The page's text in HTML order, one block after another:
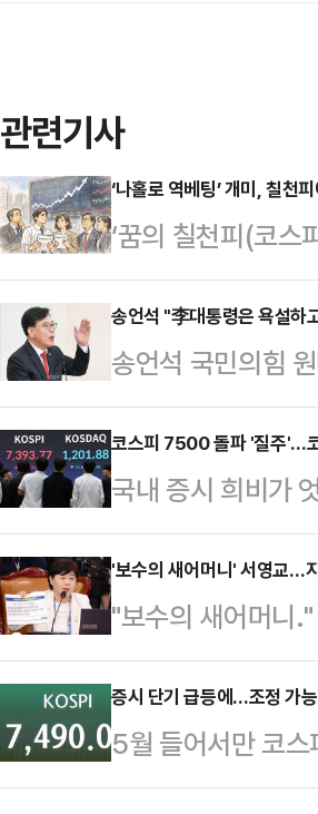
관련기사
‘나홀로 역베팅’ 개미, 칠천
‘꿈의 칠천피(코
역베팅에 나서고
잡을 수 없이 커지
동안 개인 투자자
‘KODEX 200선
름을 올렸고, 5위
처음으로 7500선
간…
송언석 "李대통령은 욕설하
송언석 국민의힘
집으며 "더불어민
언석 원내대표는
국무회의 자리에
놓고 여당 (정청래
발언을 늘어놓기
서 개최된 제20차
문제를 거론하며 "
코스피 7500 돌파 '질주'…
국내 증시 희비가
대 속에 고공행진
축으로 부진한 모
일 대비 0.91% 내
(1229.42)를 찍으
거래일을 하락 마
처럼 코스피와 코
77%…
'보수의 새어머니' 서영교…
"보수의 새어머니
칭이다. 원조 '보수
정치검찰 조작기
임하게 된 서 위원
는 냉소가 담긴 표
증시 단기 급등에…조정 가
5월 들어서만 코
데 단기 급등 여파